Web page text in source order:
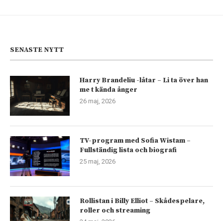
SENASTE NYTT
Harry Brandeliu -låtar – Li ta över han
me t kända ånger
26 maj, 2026
TV-program med Sofia Wistam –
Fullständig lista och biografi
25 maj, 2026
Rollistan i Billy Elliot – Skådespelare,
roller och streaming